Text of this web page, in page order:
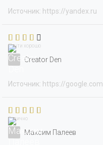
Источник: https://yandex.ru
Почти хорошо
Creator Den
Источник: https://google.com
Отлично
Максим Палеев